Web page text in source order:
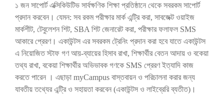
১ জন সাপোর্ট এক্সিকিউটিভ সার্বক্ষণিক শিক্ষা প্রতিষ্ঠানে থেকে সবরকম সাপোর্ট
প্রদান করবেন। যেমন: সব রকম পরীক্ষার মার্ক এন্ট্রি করা, সাবজেক্ট ওয়াইজ
মার্কশীট, টেবুলেশন শিট, SBA শিট জেনারেট করা, পরীক্ষার ফলাফল SMS
আকারে প্রেরণ। একাউন্টস এর সবরকম ট্রেনিং প্রদান করা হবে যাতে একাউন্টস
এ নিয়োজিত স্টাফ গণ আয়-ব্যায়ের হিসাব রাখা, শিক্ষার্থীর বেতন আদায় ও বকেয়া
তথ্য রাখা, বকেয়া শিক্ষার্থীর অভিভাবক গণকে SMS প্রেরণ ইত্যাদি কাজ
করতে পারেন । এছাড়া myCampus বাস্তবায়ন ও পরিচালনা করার জন্য
যাবতীয় তথ্যের এন্ট্রি ও সহায়তা করবেন (একাউন্টস ও লাইব্রেরি ব্যতীত)।